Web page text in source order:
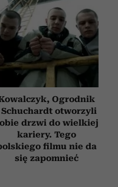
Ogrodnik
otworzyli
drzwi do wielkiej
kariery. Tego
filmu nie da
się zapomnieć